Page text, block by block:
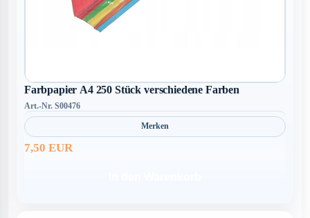
Farbpapier A4 250 Stück verschiedene Farben
Art.-Nr. S00476
Merken
7,50 EUR